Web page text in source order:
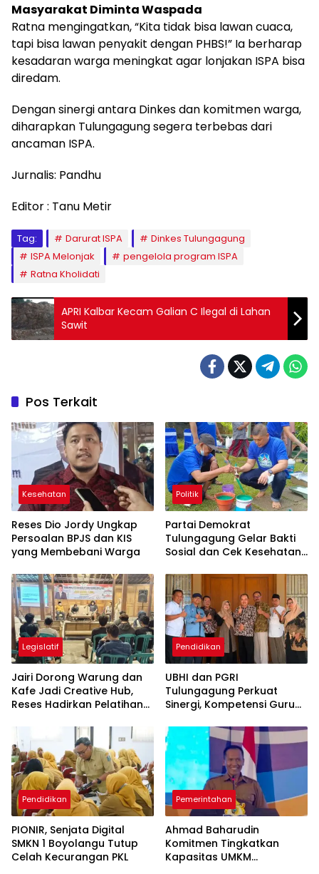
Masyarakat Diminta Waspada
Ratna mengingatkan, “Kita tidak bisa lawan cuaca,
tapi bisa lawan penyakit dengan PHBS!” Ia berharap
kesadaran warga meningkat agar lonjakan ISPA bisa
diredam.
Dengan sinergi antara Dinkes dan komitmen warga,
diharapkan Tulungagung segera terbebas dari
ancaman ISPA.
Jurnalis: Pandhu
Editor : Tanu Metir
Tag: Darurat ISPA
Dinkes Tulungagung
ISPA Melonjak
pengelola program ISPA
Ratna Kholidati
APRI Kalbar Kecam Galian C Ilegal di Lahan
Sawit
Pos Terkait
Kesehatan
Reses Dio Jordy Ungkap
Persoalan BPJS dan KIS
yang Membebani Warga
Politik
Partai Demokrat
Tulungagung Gelar Bakti
Sosial dan Cek Kesehatan
Legislatif
Jairi Dorong Warung dan
Kafe Jadi Creative Hub,
Reses Hadirkan Pelatihan
Pendidikan
UBHI dan PGRI
Tulungagung Perkuat
Sinergi, Kompetensi Guru
Pendidikan
PIONIR, Senjata Digital
SMKN 1 Boyolangu Tutup
Celah Kecurangan PKL
Pemerintahan
Ahmad Baharudin
Komitmen Tingkatkan
Kapasitas UMKM